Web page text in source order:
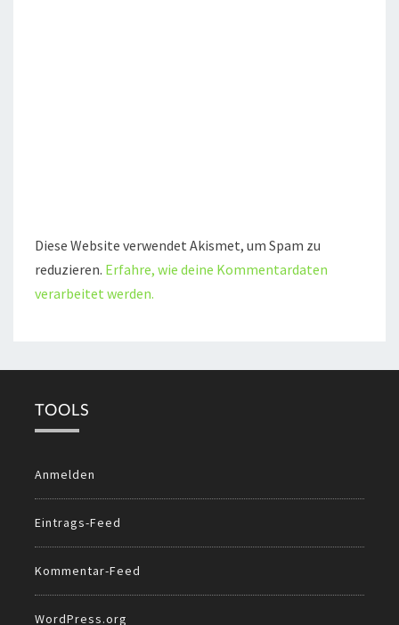
Diese Website verwendet Akismet, um Spam zu
reduzieren. Erfahre, wie deine Kommentardaten
verarbeitet werden.
TOOLS
Anmelden
Eintrags-Feed
Kommentar-Feed
WordPress.org